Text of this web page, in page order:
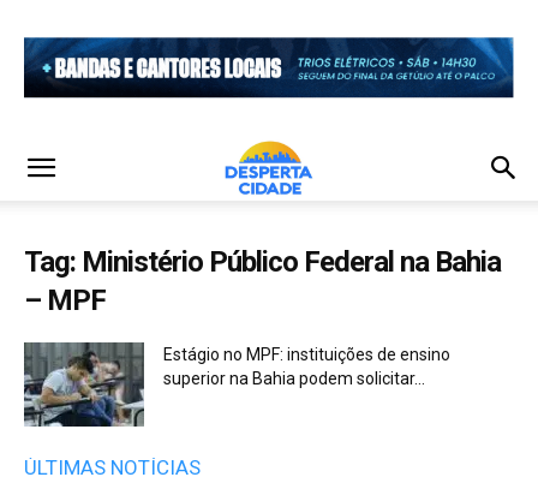
Tag: Ministério Público Federal na Bahia
– MPF
Estágio no MPF: instituições de ensino
superior na Bahia podem solicitar...
ÚLTIMAS NOTÍCIAS